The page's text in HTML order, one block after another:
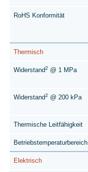
RoHS Konformität
Thermisch
Widerstand2 @ 1 MPa
Widerstand2 @ 200 kPa
Thermische Leitfähigkeit
Betriebstemperaturbereich
Elektrisch